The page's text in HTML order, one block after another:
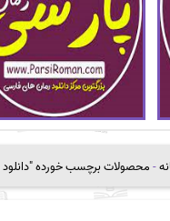
-محصولات برچسب خورده "دانلود